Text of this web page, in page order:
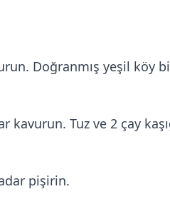
Doğranmış yeşil köy
kavurun. Tuz ve 2 çay
pişirin.